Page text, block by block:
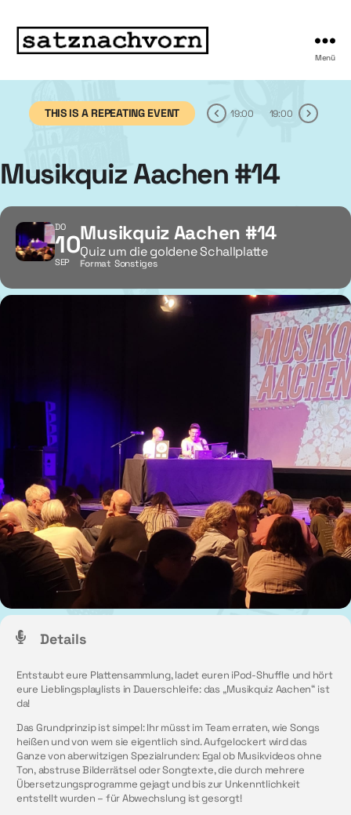
Menü
THIS IS A REPEATING EVENT 19:00 19:00
Musikquiz Aachen #14
DO
10
SEP
Musikquiz Aachen #14
Quiz um die goldene Schallplatte
Format Sonstiges
Details
Entstaubt eure Plattensammlung, ladet euren iPod-Shuffle und hört
eure Lieblingsplaylists in Dauerschleife: das „Musikquiz Aachen“ ist
da!
Das Grundprinzip ist simpel: Ihr müsst im Team erraten, wie Songs
heißen und von wem sie eigentlich sind. Aufgelockert wird das
Ganze von aberwitzigen Spezialrunden: Egal ob Musikvideos ohne
Ton, abstruse Bilderrätsel oder Songtexte, die durch mehrere
Übersetzungsprogramme gejagt und bis zur Unkenntlichkeit
entstellt wurden – für Abwechslung ist gesorgt!